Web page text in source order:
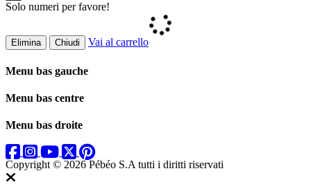
Solo numeri per favore!
Elimina Chiudi Vai al carrello
Menu bas gauche
Menu bas centre
Menu bas droite
Copyright © 2026 Pébéo S.A tutti i diritti riservati